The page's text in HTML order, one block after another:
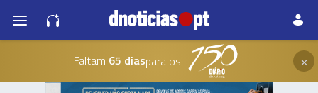
Faltam 65 diaspara os ×